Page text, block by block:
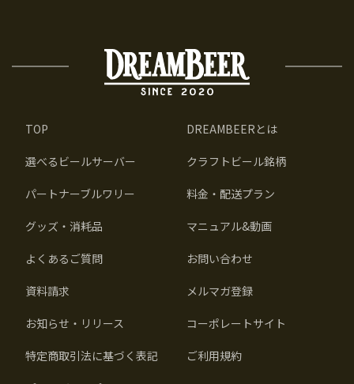
TOP DREAMBEERとは
選べるビールサーバー クラフトビール銘柄
パートナーブルワリー 料金・配送プラン
グッズ・消耗品 マニュアル&動画
よくあるご質問 お問い合わせ
資料請求 メルマガ登録
お知らせ・リリース コーポレートサイト
特定商取引法に基づく表記 ご利用規約